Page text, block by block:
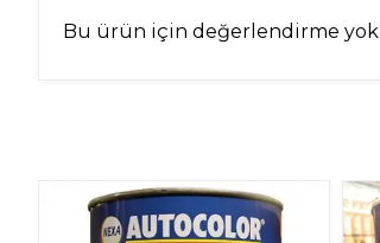
Bu ürün için değerlendirme yok